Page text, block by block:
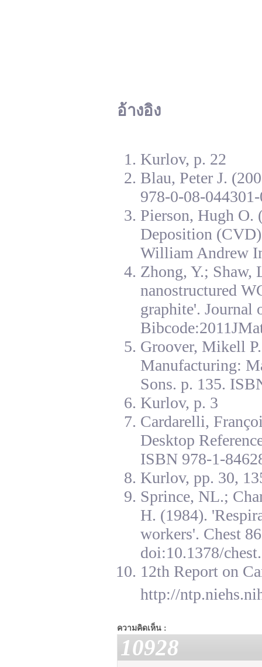
อ้างอิง
Kurlov, p. 22
Blau, Peter J.
978-0-08-
Pierson, Hugh O.
Deposition
William Andrew
Zhong, Y.; Shaw,
nanostructured
graphite'. Journal
Groover, Mikell
Manufacturing:
Sons. p. 135.
Kurlov, p. 3
Cardarelli,
Desktop
ISBN 978-1-
Kurlov, pp. 30,
Sprince, NL.;
H. (1984).
workers'. Chest
doi:10.1378/
12th Report on
http://
ความคิดเห็น :
10928